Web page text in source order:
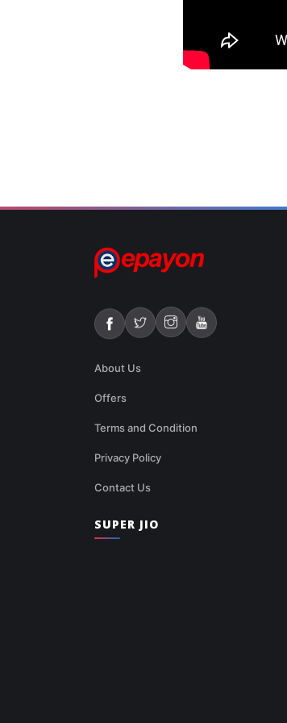
About Us
Offers
Terms and Condition
Privacy Policy
Contact Us
SUPER JIO